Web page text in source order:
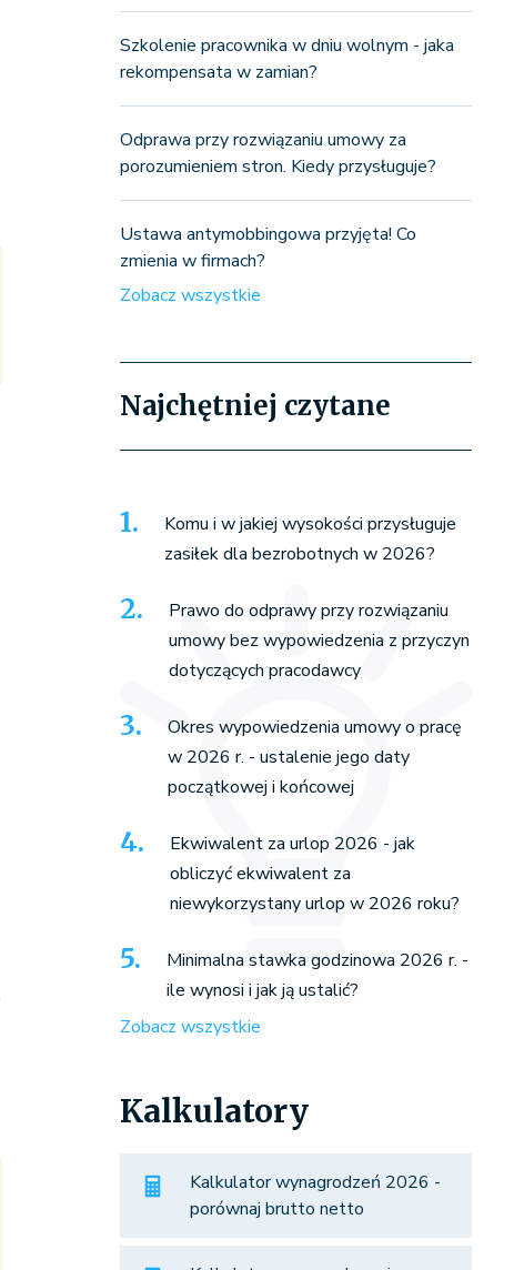
Szkolenie pracownika w dniu wolnym - jaka
rekompensata w zamian?
Odprawa przy rozwiązaniu umowy za
porozumieniem stron. Kiedy przysługuje?
Ustawa antymobbingowa przyjęta! Co
zmienia w firmach?
Zobacz wszystkie
Najchętniej czytane
Komu i w jakiej wysokości przysługuje
zasiłek dla bezrobotnych w 2026?
Prawo do odprawy przy rozwiązaniu
umowy bez wypowiedzenia z przyczyn
dotyczących pracodawcy
Okres wypowiedzenia umowy o pracę
w 2026 r. - ustalenie jego daty
początkowej i końcowej
Ekwiwalent za urlop 2026 - jak
obliczyć ekwiwalent za
niewykorzystany urlop w 2026 roku?
Minimalna stawka godzinowa 2026 r. -
ile wynosi i jak ją ustalić?
Zobacz wszystkie
Kalkulatory
Kalkulator wynagrodzeń 2026 -
porównaj brutto netto